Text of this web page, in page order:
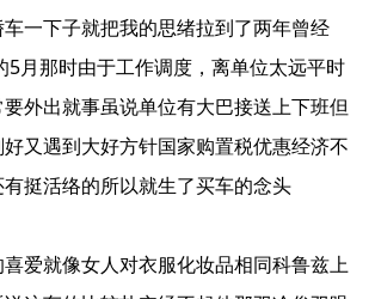
一下子就把我的思绪拉到了两年曾经
5月那时由于工作调度，离单位太远平时
外出就事虽说单位有大巴接送上下班但
又遇到大好方针国家购置税优惠经济不
挺活络的所以就生了买车的念头
爱就像女人对衣服化妆品相同科鲁兹上